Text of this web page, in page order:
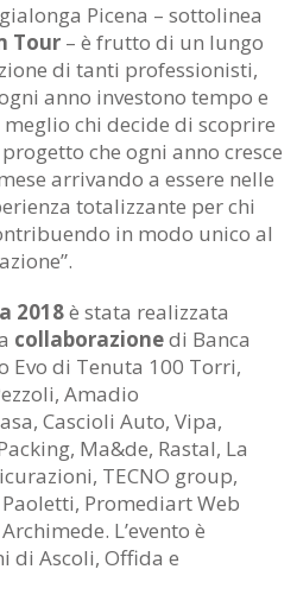
Picena – sottolinea
Tour – è frutto di un lungo
di tanti professionisti,
anno investono tempo e
chi decide di scoprire
che ogni anno cresce
arrivando a essere nelle
totalizzante per chi
in modo unico al
2018è stata realizzata
collaborazionedi Banca
Evo di Tenuta 100 Torri,
Amadio
Cascioli Auto, Vipa,
Ma&de, Rastal, La
TECNO group,
Promediart Web
L’evento è
di Ascoli, Offida e